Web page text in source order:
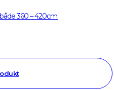
360 – 420cm.